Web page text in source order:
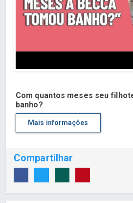
Com quantos meses seu
banho?
Mais informações
Compartilhar